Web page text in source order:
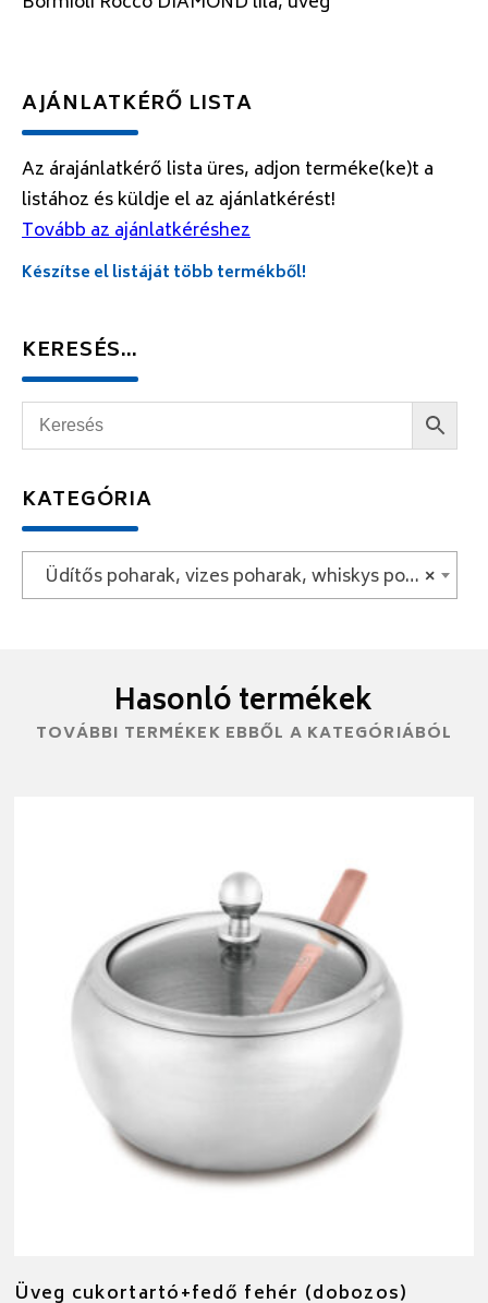
AJÁNLATKÉRŐ LISTA
Az árajánlatkérő lista üres, adjon terméke(ke)t a
listához és küldje el az ajánlatkérést!
Tovább az ajánlatkéréshez
Készítse el listáját több termékből!
KERESÉS…
KATEGÓRIA
×
Üdítős poharak, vizes poharak, whiskys poharak
Hasonló termékek
TOVÁBBI TERMÉKEK EBBŐL A KATEGÓRIÁBÓL
Üveg cukortartó+fedő fehér (dobozos)